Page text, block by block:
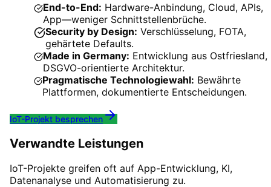
End-to-End: Hardware-Anbindung, Cloud, APIs,
App—weniger Schnittstellenbrüche.
Security by Design: Verschlüsselung, FOTA,
gehärtete Defaults.
Made in Germany: Entwicklung aus Ostfriesland,
DSGVO-orientierte Architektur.
Pragmatische Technologiewahl: Bewährte
Plattformen, dokumentierte Entscheidungen.
IoT-Projekt besprechen
Verwandte Leistungen
IoT-Projekte greifen oft auf App-Entwicklung, KI,
Datenanalyse und Automatisierung zu.